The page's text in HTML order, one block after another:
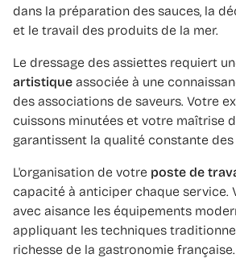
dans la préparation des sauces, la
et le travail des produits de la mer.
Le dressage des assiettes requiert
artistique associée à une
des associations de saveurs. Votre
cuissons minutées et votre maîtrise
garantissent la qualité constante
L'organisation de votre poste de
capacité à anticiper chaque service.
avec aisance les équipements
appliquant les techniques
richesse de la gastronomie française.